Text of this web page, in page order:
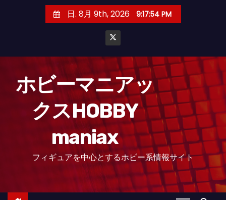
日. 8月 9th, 2026 9:17:55 PM
ホビーマニアッ
クスHOBBY
maniax
フィギュアを中心とするホビー系情報サイト